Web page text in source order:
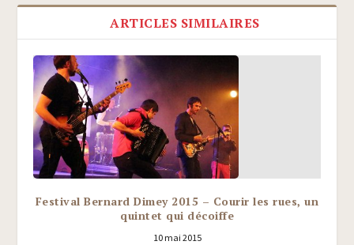
ARTICLES SIMILAIRES
Festival Bernard Dimey 2015 – Courir les rues, un
quintet qui décoiffe
10 mai 2015